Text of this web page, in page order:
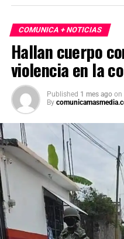
COMUNICA + NOTICIAS
Hallan cuerpo
violencia en la
Published 1 mes ago on
By